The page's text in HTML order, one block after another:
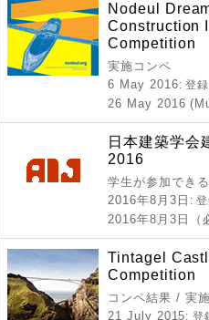
Nodeul
Construction
Competition
実施コンペ
6 May 2016: 登
26 May 2016
日本建築学会
2016
学生が参加でき
2016年8月3日 :
2016年8月3日（
Tintagel
Competition
コンペ結果 / 実
21 July 2015: 登